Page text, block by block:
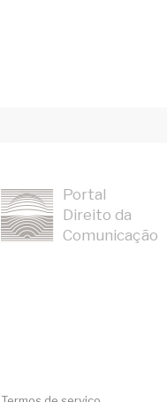
AntiRRuídos
Legislação
Portal
Direito da
Comunicação